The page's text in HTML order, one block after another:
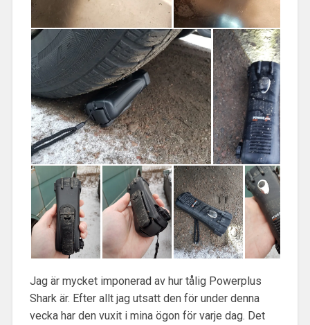
Jag är mycket imponerad av hur tålig Powerplus
Shark är. Efter allt jag utsatt den för under denna
vecka har den vuxit i mina ögon för varje dag. Det